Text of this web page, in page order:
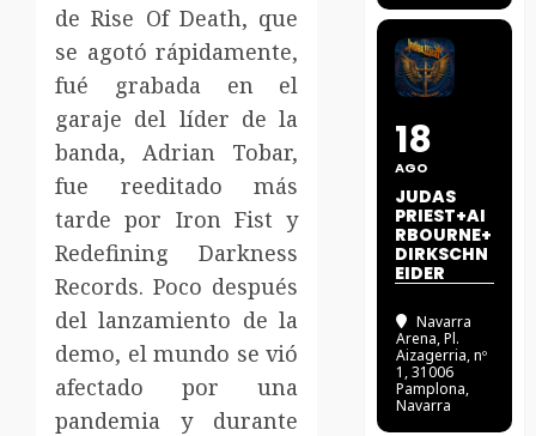
de Rise Of Death, que
se agotó rápidamente,
fué grabada en el
garaje del líder de la
banda, Adrian Tobar,
fue reeditado más
tarde por Iron Fist y
Redefining Darkness
Records. Poco después
del lanzamiento de la
demo, el mundo se vió
afectado por una
pandemia y durante
18
AGO
JUDAS
PRIEST+AI
RBOURNE+
DIRKSCHN
EIDER
Navarra
Arena, Pl.
Aizagerria, nº
1, 31006
Pamplona,
Navarra